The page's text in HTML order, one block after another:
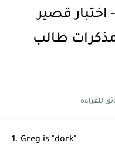
اختبار قصير
و العبارات 10 - مذكرات طالب
1. Greg is "dork"